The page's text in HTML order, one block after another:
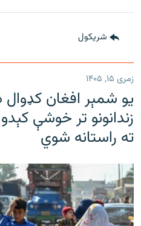
شريکول
زمری ۱۵, ۱۴۰۵
یو شمېر افغان کډوال
زندانونو تر خوشې
ته راستانه شوي